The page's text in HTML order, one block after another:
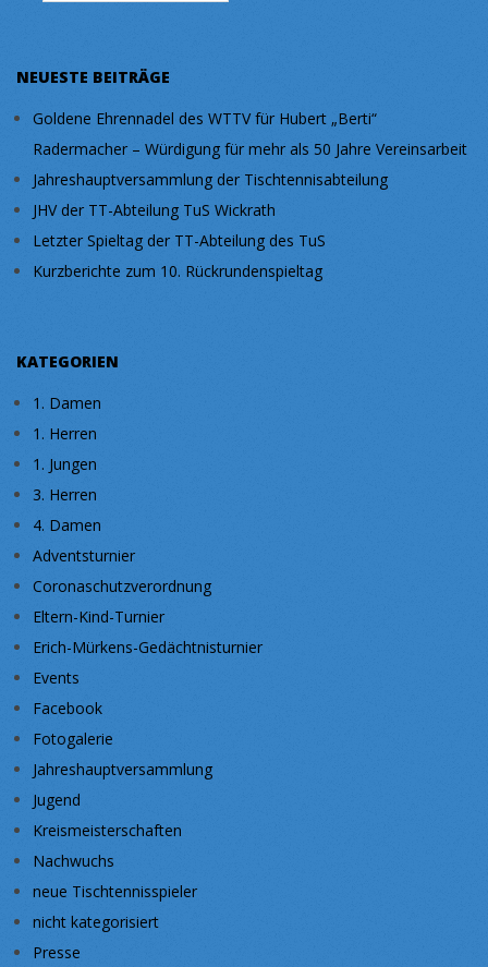
NEUESTE BEITRÄGE
Goldene Ehrennadel des WTTV für Hubert „Berti“
Radermacher – Würdigung für mehr als 50 Jahre Vereinsarbeit
Jahreshauptversammlung der Tischtennisabteilung
JHV der TT-Abteilung TuS Wickrath
Letzter Spieltag der TT-Abteilung des TuS
Kurzberichte zum 10. Rückrundenspieltag
KATEGORIEN
1. Damen
1. Herren
1. Jungen
3. Herren
4. Damen
Adventsturnier
Coronaschutzverordnung
Eltern-Kind-Turnier
Erich-Mürkens-Gedächtnisturnier
Events
Facebook
Fotogalerie
Jahreshauptversammlung
Jugend
Kreismeisterschaften
Nachwuchs
neue Tischtennisspieler
nicht kategorisiert
Presse